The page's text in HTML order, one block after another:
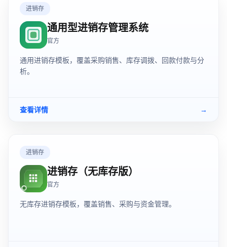
进销存
通用型进销存管理系统
官方
通用进销存模板，覆盖采购销售、库存调拨、回款付款与分
析。
查看详情 →
进销存
进销存（无库存版）
官方
无库存进销存模板，覆盖销售、采购与资金管理。